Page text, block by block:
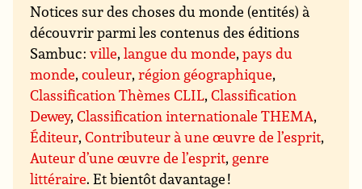
Notices sur des choses du monde (entités) à
découvrir parmi les contenus des éditions
Sambuc :ville,langue du monde,pays du
monde,couleur,région géographique,
Classification Thèmes CLIL,Classification
Dewey,Classification internationale THEMA,
Éditeur,Contributeur à une œuvre de l’esprit,
Auteur d’une œuvre de l’esprit, genre
littéraire. Et bientôt davantage !